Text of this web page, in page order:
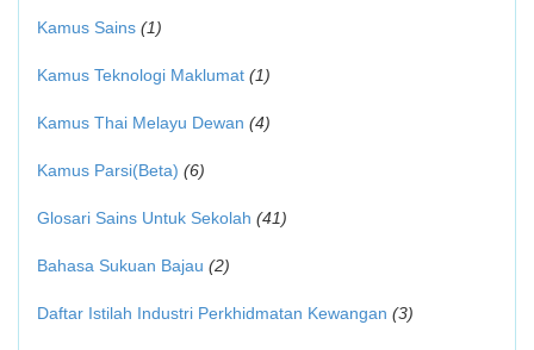
Kamus Sains (1)
Kamus Teknologi Maklumat (1)
Kamus Thai Melayu Dewan (4)
Kamus Parsi(Beta) (6)
Glosari Sains Untuk Sekolah (41)
Bahasa Sukuan Bajau (2)
Daftar Istilah Industri Perkhidmatan Kewangan (3)